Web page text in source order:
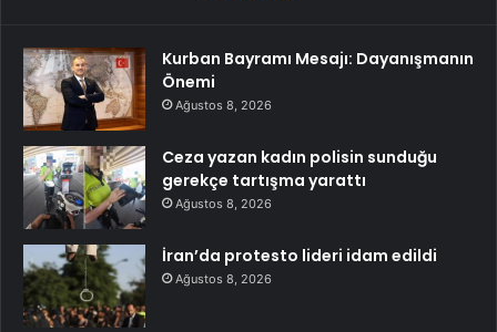
Kurban Bayramı Mesajı: Dayanışmanın
Önemi
Ağustos 8, 2026
Ceza yazan kadın polisin sunduğu
gerekçe tartışma yarattı
Ağustos 8, 2026
İran’da protesto lideri idam edildi
Ağustos 8, 2026